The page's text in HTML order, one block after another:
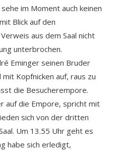
im Moment auch keinen
Blick auf den
aus dem Saal nicht
unterbrochen.
Eminger seinen Bruder
mit Kopfnicken auf, raus zu
die Besucherempore.
auf die Empore, spricht mit
sich von der dritten
Um 13.55 Uhr geht es
habe sich erledigt,